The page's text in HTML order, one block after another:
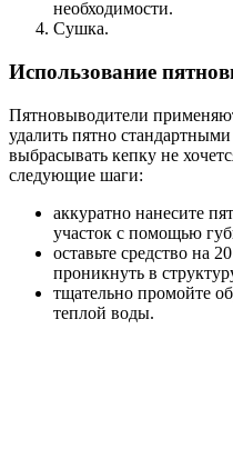
необходимости.
Сушка.
Использование
Пятновыводители
удалить пятно
выбрасывать кепку не
следующие шаги:
аккуратно нанесите
участок с помощью
оставьте средство на
проникнуть в
тщательно промойте
теплой воды.